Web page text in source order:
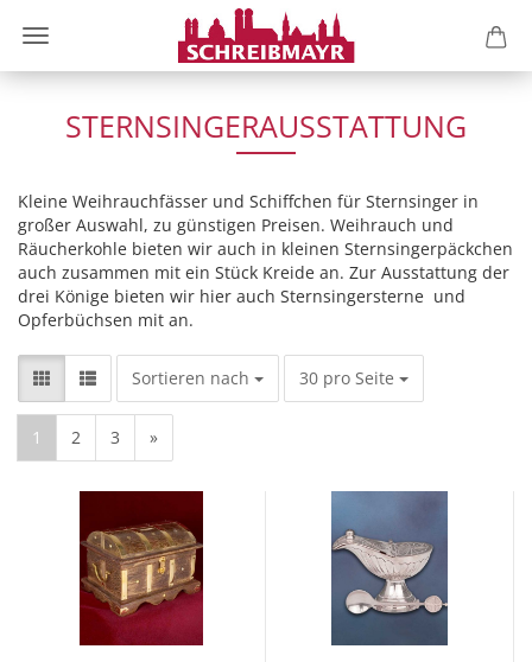
STERNSINGERAUSSTATTUNG
Kleine Weihrauchfässer und Schiffchen für Sternsinger in
großer Auswahl, zu günstigen Preisen. Weihrauch und
Räucherkohle bieten wir auch in kleinen Sternsingerpäckchen
auch zusammen mit ein Stück Kreide an. Zur Ausstattung der
drei Könige bieten wir hier auch Sternsingersterne und
Opferbüchsen mit an.
Sortieren nach
Sortieren nach 30 pro Seite
pro Seite
1 2 3 »